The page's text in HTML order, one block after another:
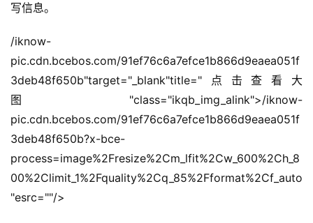
问
社
区
写信息。
/iknow-
pic.cdn.bcebos.com/91ef76c6a7efce1b866d9eaea051f
3deb48f650b"target="_blank"title="点击查看大
图"class="ikqb_img_alink">/iknow-
pic.cdn.bcebos.com/91ef76c6a7efce1b866d9eaea051f
3deb48f650b?x-bce-
process=image%2Fresize%2Cm_lfit%2Cw_600%2Ch_8
00%2Climit_1%2Fquality%2Cq_85%2Fformat%2Cf_auto
"esrc=""/>